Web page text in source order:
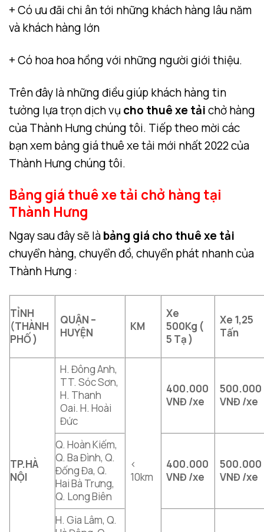
+ Có ưu đãi chi ân tới những khách hàng lâu năm
và khách hàng lớn
+ Có hoa hoa hồng với những người giới thiệu.
Trên đây là những điều giúp khách hàng tin
tưởng lựa trọn dịch vụ cho thuê xe tảichở hàng
của Thành Hưng chúng tôi. Tiếp theo mời các
bạn xem bảng giá thuê xe tải mới nhất 2022 của
Thành Hưng chúng tôi.
Bảng giá thuê xe tải chở hàng tại
Thành Hưng
Ngay sau đây sẽ làbảng giá cho thuê xe tải
chuyển hàng, chuyển đồ, chuyển phát nhanh của
Thành Hưng :
TỈNH
(THÀNH
PHỐ )
QUẬN –
HUYỆN
KM
Xe
500Kg (
5 Tạ )
Xe 1,25
Tấn
TP.HÀ
NỘI
H. Đông Anh,
TT. Sóc Sơn,
H. Thanh
Oai. H. Hoài
Đức
<
10km
400.000
VNĐ /xe
500.000
VNĐ /xe
Q. Hoàn Kiếm,
Q. Ba Đình, Q.
Đống Đa, Q.
Hai Bà Trưng,
Q. Long Biên
400.000
VNĐ /xe
500.000
VNĐ /xe
H. Gia Lâm, Q.